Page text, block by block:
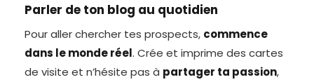
Parler de ton blog au quotidien
Pour aller chercher tes prospects, commence
dans le monde réel. Crée et imprime des cartes
de visite et n’hésite pas à partager ta passion,